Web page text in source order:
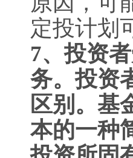
定投计划
7、投资
务。投资
区别。基
本的一种